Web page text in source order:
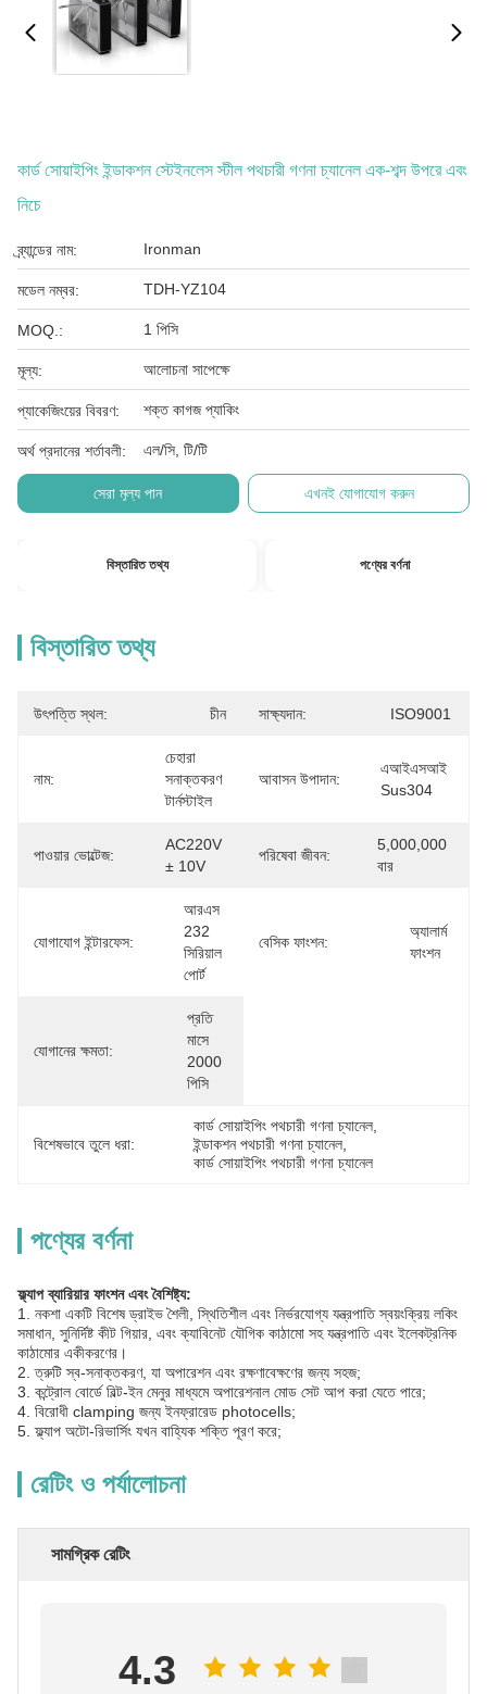
কার্ড সোয়াইপিং ইন্ডাকশন স্টেইনলেস স্টীল পথচারী গণনা চ্যানেল এক-শব্দ উপরে এবং
নিচে
ব্র্যান্ডের নাম: Ironman
মডেল নম্বর: TDH-YZ104
MOQ.: 1 পিসি
মূল্য: আলোচনা সাপেক্ষে
প্যাকেজিংয়ের বিবরণ: শক্ত কাগজ প্যাকিং
অর্থ প্রদানের শর্তাবলী: এল/সি, টি/টি
সেরা মূল্য পান এখনই যোগাযোগ করুন
বিস্তারিত তথ্য পণ্যের বর্ণনা
বিস্তারিত তথ্য
উৎপত্তি স্থল: চীন সাক্ষ্যদান: ISO9001
নাম:
চেহারা
সনাক্তকরণ
টার্নস্টাইল
আবাসন উপাদান:
এআইএসআই
Sus304
পাওয়ার ভোল্টেজ:
AC220V
± 10V
পরিষেবা জীবন:
5,000,000
বার
যোগাযোগ ইন্টারফেস:
আরএস
232
সিরিয়াল
পোর্ট
বেসিক ফাংশন:
অ্যালার্ম
ফাংশন
যোগানের ক্ষমতা:
প্রতি
মাসে
2000
পিসি
বিশেষভাবে তুলে ধরা:
কার্ড সোয়াইপিং পথচারী গণনা চ্যানেল
ইন্ডাকশন পথচারী গণনা চ্যানেল
কার্ড সোয়াইপিং পথচারী গণনা চ্যানেল
পণ্যের বর্ণনা
ফ্ল্যাপ ব্যারিয়ার ফাংশন এবং বৈশিষ্ট্য:
1. নকশা একটি বিশেষ ড্রাইভ শৈলী, স্থিতিশীল এবং নির্ভরযোগ্য যন্ত্রপাতি স্বয়ংক্রিয় লকিং
সমাধান, সুনির্দিষ্ট কীট গিয়ার, এবং ক্যাবিনেট যৌগিক কাঠামো সহ যন্ত্রপাতি এবং ইলেকট্রনিক
কাঠামোর একীকরণের।
2. ত্রুটি স্ব-সনাক্তকরণ, যা অপারেশন এবং রক্ষণাবেক্ষণের জন্য সহজ;
3. কন্ট্রোল বোর্ডে বিল্ট-ইন মেনুর মাধ্যমে অপারেশনাল মোড সেট আপ করা যেতে পারে;
4. বিরোধী clamping জন্য ইনফ্রারেড photocells;
5. ফ্ল্যাপ অটো-রিভার্সিং যখন বাহ্যিক শক্তি পূরণ করে;
রেটিং ও পর্যালোচনা
সামগ্রিক রেটিং
4.3